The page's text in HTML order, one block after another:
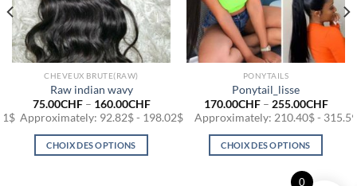
CHEVEUX BRUTE(RAW)
Raw indian wavy
75.00CHF– 160.00CHF
Approximately: 92.82$ - 198.02$
CHOIX DES OPTIONS
PONYTAILS
Ponytail_lisse
170.00CHF– 255.00CHF
Approximately: 210.40$ -
CHOIX DES OPTIONS
produit0